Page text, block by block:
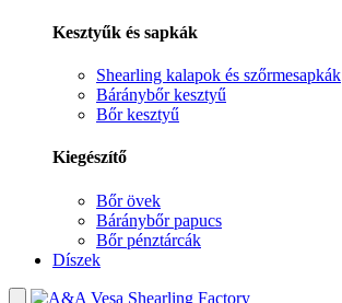
Kesztyűk és sapkák
Shearling kalapok és szőrmesapkák
Báránybőr kesztyű
Bőr kesztyű
Kiegészítő
Bőr övek
Báránybőr papucs
Bőr pénztárcák
Díszek